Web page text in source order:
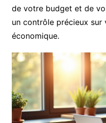
de votre budget et de
un contrôle précieux sur
économique.